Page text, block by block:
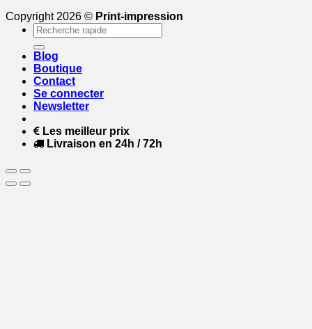
Copyright 2026 © Print-impression
Recherche
pour :
Blog
Boutique
Contact
Se connecter
Newsletter
Les meilleur prix
Livraison en 24h / 72h